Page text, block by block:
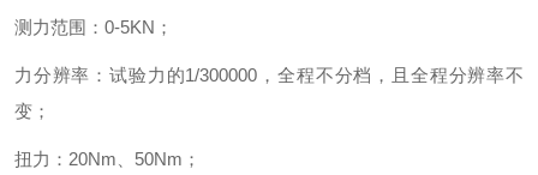
测力范围 ： 0-5KN ；
力分辨率 ：试验力的1/300000 ，全程不分档，且全程分辨率不
变 ；
扭力 ： 20Nm 50Nm ；